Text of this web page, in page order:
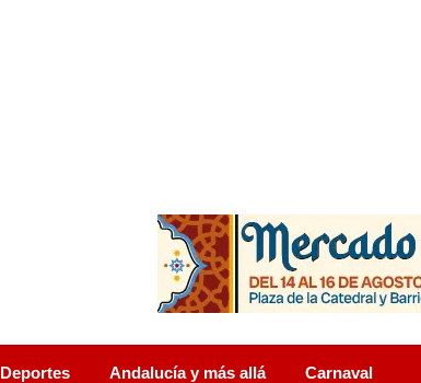
Deportes Andalucía y más allá Carnaval